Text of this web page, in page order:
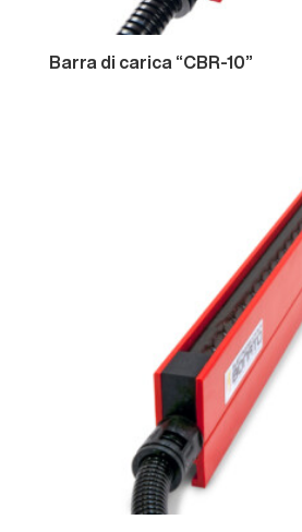
Barra di carica “CBR-10”